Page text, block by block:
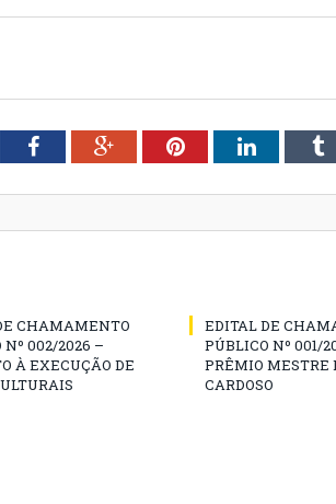
FacebookGoogle+PinterestLinkedIn
CHAMAMENTO
Nº 002/2026 –
À EXECUÇÃO DE
EDITAL DE
PÚBLICO Nº 001/
PRÊMIO MESTRE
CARDOSO